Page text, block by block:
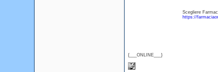
{___ONLINE___}
Scegliere
https://